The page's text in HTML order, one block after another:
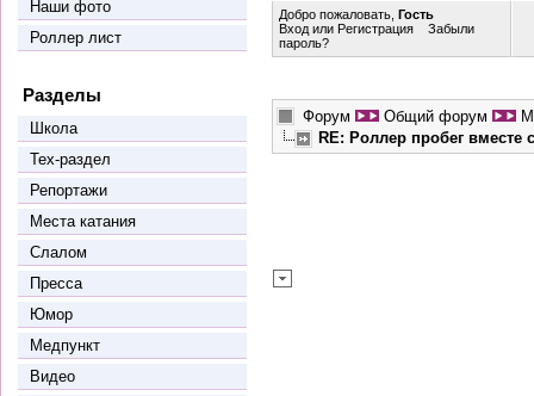
Наши фото
Роллер лист
Разделы
Школа
Тех-раздел
Репортажи
Места катания
Слалом
Пресса
Юмор
Медпункт
Видео
Добро пожаловать,Гость
Входили Регистрация
Забыли
пароль?
Форум Общий форум
RE: Роллер пробег